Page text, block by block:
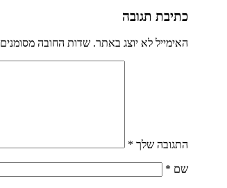
כתיבת תגובה
האימייל לא יוצג באתר. שדות החובה מסומנים
התגובה שלך *
שם *